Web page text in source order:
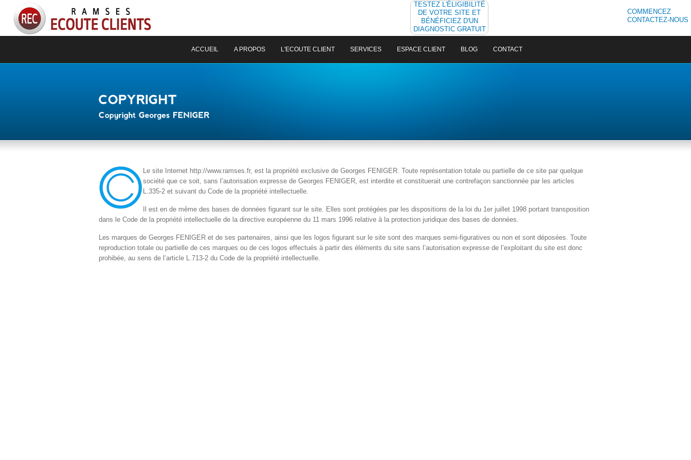
TESTEZ L'ÉLIGIBILITÉ
DE VOTRE SITE ET
BÉNÉFICIEZ D'UN
DIAGNOSTIC GRATUIT
COMMENCEZ
CONTACTEZ-NOUS
ACCUEIL A PROPOS L'ECOUTE CLIENT SERVICES ESPACE CLIENT BLOG CONTACT
Le site Internet http://www.ramses.fr, est la propriété exclusive de Georges FENIGER. Toute représentation totale ou partielle de ce site par quelque
société que ce soit, sans l’autorisation expresse de Georges FENIGER, est interdite et constituerait une contrefaçon sanctionnée par les articles
L.335-2 et suivant du Code de la propriété intellectuelle.
Il est en de même des bases de données figurant sur le site. Elles sont protégées par les dispositions de la loi du 1er juillet 1998 portant transposition
dans le Code de la propriété intellectuelle de la directive européenne du 11 mars 1996 relative à la protection juridique des bases de données.
Les marques de Georges FENIGER et de ses partenaires, ainsi que les logos figurant sur le site sont des marques semi-figuratives ou non et sont déposées. Toute
reproduction totale ou partielle de ces marques ou de ces logos effectués à partir des éléments du site sans l’autorisation expresse de l’exploitant du site est donc
prohibée, au sens de l’article L.713-2 du Code de la propriété intellectuelle.